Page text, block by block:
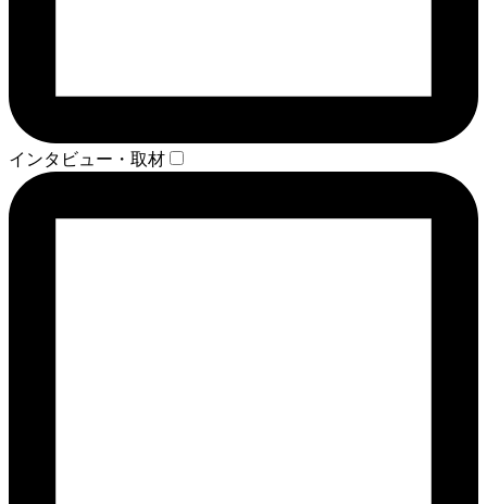
インタビュー・取材